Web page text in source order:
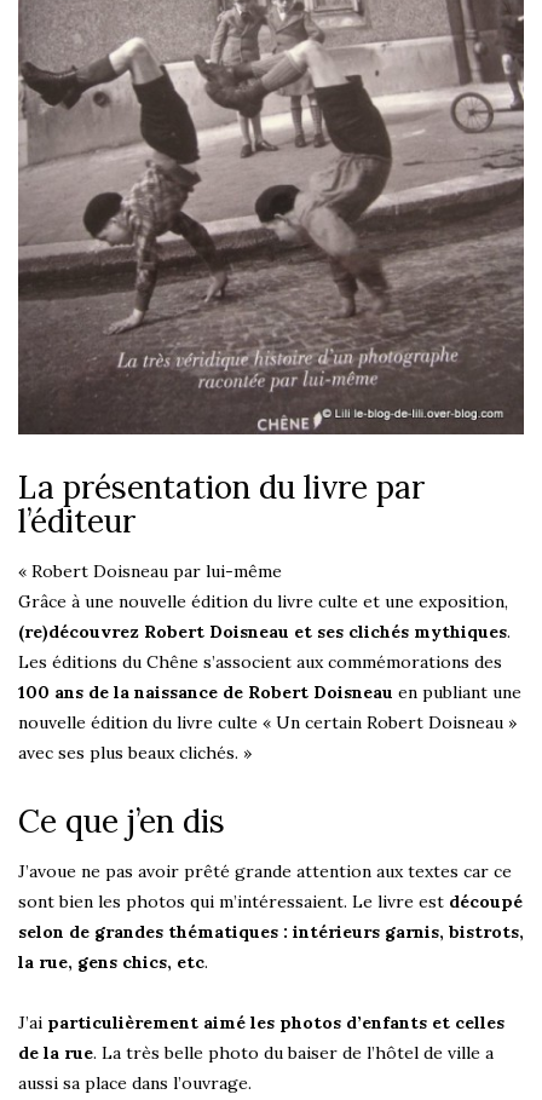
La présentation du livre par
l’éditeur
« Robert Doisneau par lui-même
Grâce à une nouvelle édition du livre culte et une exposition,
(re)découvrez Robert Doisneau et ses clichés mythiques.
Les éditions du Chêne s’associent aux commémorations des
100 ans de la naissance de Robert Doisneau en publiant une
nouvelle édition du livre culte « Un certain Robert Doisneau »
avec ses plus beaux clichés. »
Ce que j’en dis
J’avoue ne pas avoir prêté grande attention aux textes car ce
sont bien les photos qui m’intéressaient. Le livre est découpé
selon de grandes thématiques : intérieurs garnis, bistrots,
la rue, gens chics, etc.
J’ai particulièrement aimé les photos d’enfants et celles
de la rue. La très belle photo du baiser de l’hôtel de ville a
aussi sa place dans l’ouvrage.